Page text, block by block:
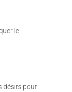
le
désirs pour